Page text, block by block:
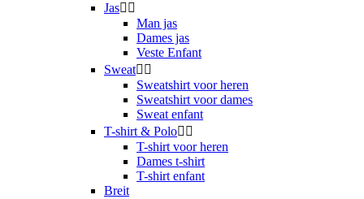
Jas 
Man jas
Dames jas
Veste Enfant
Sweat 
Sweatshirt voor heren
Sweatshirt voor dames
Sweat enfant
T-shirt & Polo 
T-shirt voor heren
Dames t-shirt
T-shirt enfant
Breit